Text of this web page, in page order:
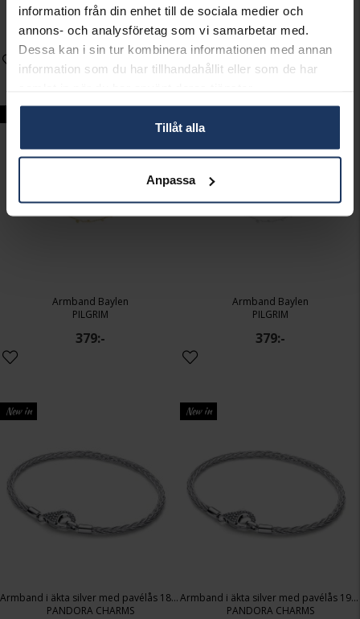
information från din enhet till de sociala medier och
annons- och analysföretag som vi samarbetar med.
Dessa kan i sin tur kombinera informationen med annan
information som du har tillhandahållit eller som de har
Tillåt alla
Anpassa
Armband Sloan
PILGRIM
399:-
Armband Sloan
PILGRIM
Armband Baylen
PILGRIM
379:-
Armband Baylen
PILGRIM
379:-
New in
Armband i äkta silver med pavélås 18 cm
PANDORA CHARMS
New in
Armband i äkta silver med pavélås 19 cm
PANDORA CHARMS